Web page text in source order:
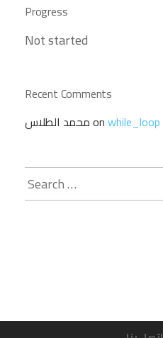
Progress
Not started
Recent Comments
محمد الطلاسonwhile_loop
Search
for: